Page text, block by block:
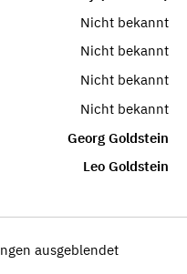
Nicht bekannt
Nicht bekannt
Nicht bekannt
Nicht bekannt
Georg Goldstein
Leo Goldstein
ausgeblendet